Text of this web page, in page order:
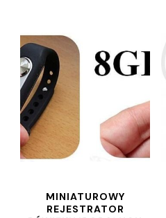
MINIATUROWY
REJESTRATOR